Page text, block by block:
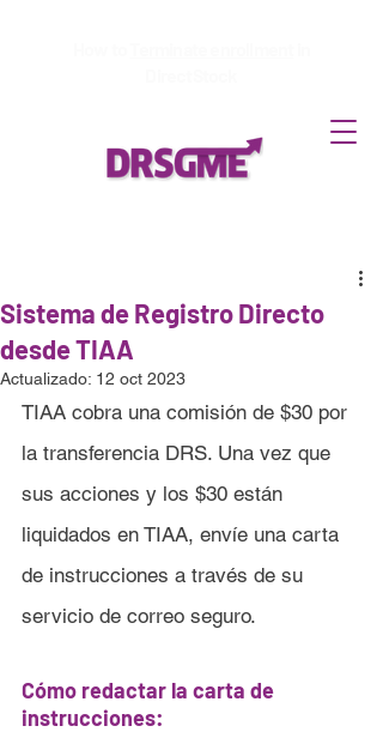
Sistema de Registro Directo
desde TIAA
Actualizado: 12 oct 2023
TIAA cobra una comisión de $30 por
la transferencia DRS. Una vez que
sus acciones y los $30 están
liquidados en TIAA, envíe una carta
de instrucciones a través de su
servicio de correo seguro.
Cómo redactar la carta de
instrucciones: